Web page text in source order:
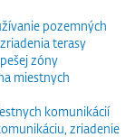
pozemných
terasy
zóny
miestnych
komunikácií
zriadenie